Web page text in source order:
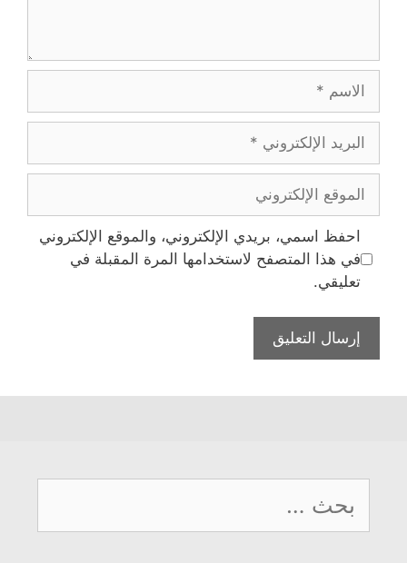
الاسم
البريد
الإلكتروني
الموقع
الإلكتروني
احفظ اسمي، بريدي الإلكتروني، والموقع الإلكتروني
في هذا المتصفح لاستخدامها المرة المقبلة في
تعليقي.
عن: